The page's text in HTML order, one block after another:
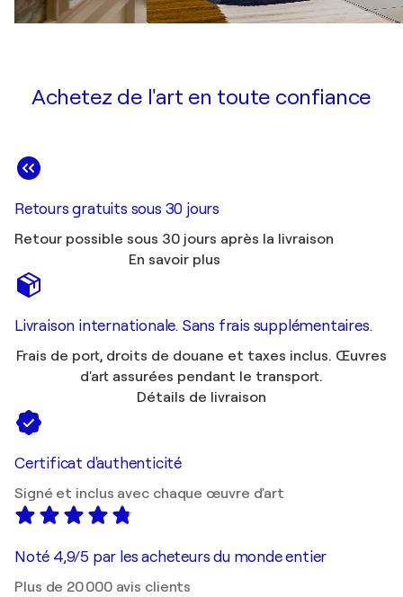
Achetez de l'art en toute confiance
Retours gratuits sous 30 jours
Retour possible sous 30 jours après la livraison
En savoir plus
Livraison internationale. Sans frais supplémentaires.
Frais de port, droits de douane et taxes inclus. Œuvres
d'art assurées pendant le transport.
Détails de livraison
Certificat d'authenticité
Signé et inclus avec chaque œuvre d'art
Noté 4,9/5 par les acheteurs du monde entier
Plus de 20 000 avis clients